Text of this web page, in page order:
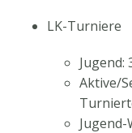
LK-Turniere
Aktive/